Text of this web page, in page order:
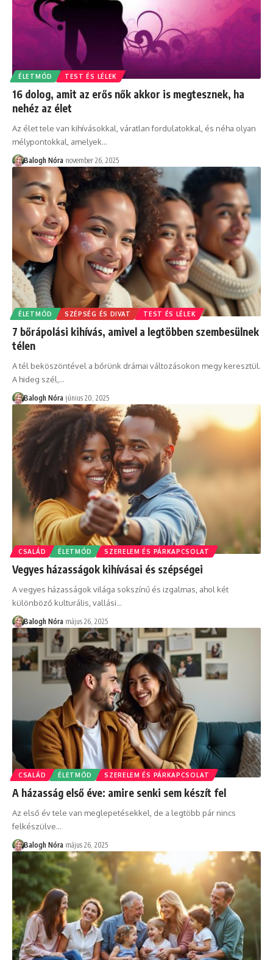
ÉLETMÓD TEST ÉS LÉLEK
16 dolog, amit az erős nők akkor is megtesznek, ha
nehéz az élet
Az élet tele van kihívásokkal, váratlan fordulatokkal, és néha olyan
mélypontokkal, amelyek…
Balogh Nóra november 26, 2025
ÉLETMÓD SZÉPSÉG ÉS DIVAT TEST ÉS LÉLEK
7 bőrápolási kihívás, amivel a legtöbben szembesülnek
télen
A tél beköszöntével a bőrünk drámai változásokon megy keresztül.
A hideg szél, …
Balogh Nóra június 20, 2025
CSALÁD ÉLETMÓD SZERELEM ÉS PÁRKAPCSOLAT
Vegyes házasságok kihívásai és szépségei
A vegyes házasságok világa sokszínű és izgalmas, ahol két
különböző kulturális, vallási…
Balogh Nóra május 26, 2025
CSALÁD ÉLETMÓD SZERELEM ÉS PÁRKAPCSOLAT
A házasság első éve: amire senki sem készít fel
Az első év tele van meglepetésekkel, de a legtöbb pár nincs
felkészülve…
Balogh Nóra május 26, 2025